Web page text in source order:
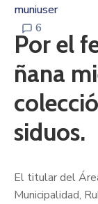
muniuser
6
Por el
ñana
siduos.
El titular del
Municipalidad,